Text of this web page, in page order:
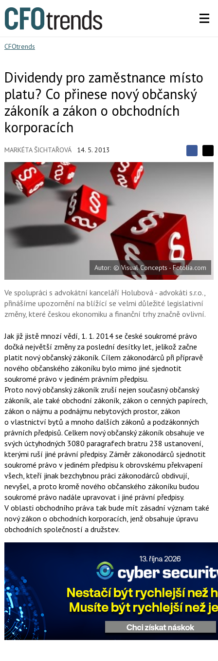
CFOtrends
Dividendy pro zaměstnance místo
platu? Co přinese nový občanský
zákoník a zákon o obchodních
korporacích
MARKÉTA ŠICHTAŘOVÁ 14. 5. 2013
S
t
S
b
o
o
k
X
Autor: © Visual Concepts - Fotolia.com
Ve spolupráci s advokátní kanceláří Holubová - advokáti s.r.o.,
přinášíme upozornění na blížící se velmi důležité legislativní
změny, které českou ekonomiku a finanční trhy značně ovlivní.
Jak již jistě mnozí vědí, 1. 1. 2014 se české soukromé právo
dočká největší změny za poslední desítky let, jelikož začne
platit nový občanský zákoník. Cílem zákonodárců při přípravě
nového občanského zákoníku bylo mimo jiné sjednotit
soukromé právo v jediném právním předpisu.
Proto nový občanský zákoník zruší nejen současný občanský
zákoník, ale také obchodní zákoník, zákon o cenných papírech,
zákon o nájmu a podnájmu nebytových prostor, zákon
o vlastnictví bytů a mnoho dalších zákonů a podzákonných
právních předpisů. Celkem nový občanský zákoník obsahuje ve
svých úctyhodných 3080 paragrafech bratru 238 ustanovení,
kterými ruší jiné právní předpisy. Záměr zákonodárců sjednotit
soukromé právo v jediném předpisu k obrovskému překvapení
všech, kteří jinak bezchybnou práci zákonodárců obdivují,
nevyšel, a proto kromě nového občanského zákoníku budou
soukromé právo nadále upravovat i jiné právní předpisy.
V oblasti obchodního práva tak bude mít zásadní význam také
nový zákon o obchodních korporacích, jenž obsahuje úpravu
obchodních společností a družstev.